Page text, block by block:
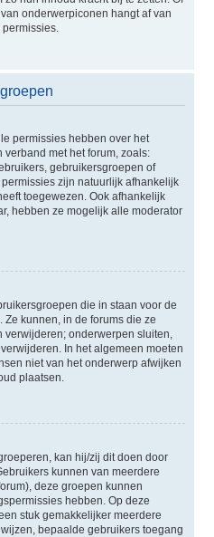
onderwerpiconen hangt af van
permissies hebben over het
met het forum, zoals:
gebruikersgroepen of
zijn natuurlijk afhankelijk
toegewezen. Ook afhankelijk
hebben ze mogelijk alle moderator
die in staan voor de
kunnen, in de forums die ze
onderwerpen sluiten,
In het algemeen moeten
niet van het onderwerp afwijken
plaatsen.
kan hij/zij dit doen door
kunnen van meerdere
deze groepen kunnen
hebben. Op deze
stuk gemakkelijker meerdere
bepaalde gebruikers toegang